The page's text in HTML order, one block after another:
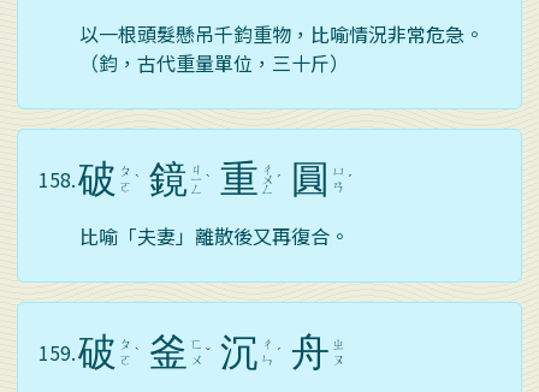
以一根頭髮懸吊千鈞重物，比喻情況非常危急。
（鈞，古代重量單位，三十斤）
158.破 ㄆ
ㄛ ˋ 鏡 ㄐ
ㄧ
ㄥ
ˋ 重 ㄔ
ㄨ
ㄥ
ˊ 圓
ㄩ
ㄢ ˊ
比喻「夫妻」離散後又再復合。
159.破 ㄆ
ㄛ ˋ 釜 ㄈ
ㄨ ˇ 沉 ㄔ
ㄣ ˊ 舟 ㄓ
ㄡ